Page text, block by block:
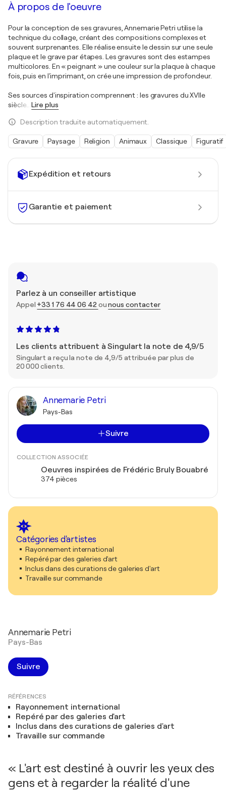
Expédition et retours
Garantie et paiement
Parlez à un conseiller artistique
Appel +33 1 76 44 06 42 ounous contacter
Les clients attribuent à Singulart la note de 4,9/5
Singulart a reçu la note de 4,9/5 attribuée par plus de
20 000 clients.
Annemarie Petri
Pays-Bas
Suivre
COLLECTION ASSOCIÉE
Oeuvres inspirées de Frédéric Bruly Bouabré
374 pièces
Catégories d'artistes
Rayonnement international
Repéré par des galeries d'art
Inclus dans des curations de galeries d'art
Travaille sur commande
À propos de l'oeuvre
Pour la conception de ses gravures, Annemarie Petri utilise la
technique du collage, créant des compositions complexes et
souvent surprenantes. Elle réalise ensuite le dessin sur une seule
plaque et le grave par étapes. Les gravures sont des estampes
multicolores. En « peignant » une couleur sur la plaque à chaque
fois, puis en l'imprimant, on crée une impression de profondeur.
Ses sources d'inspiration comprennent : les gravures du XVIIe
siècle
Lire plus
Description traduite automatiquement.
Gravure Paysage Religion Animaux Classique Figuratif
Annemarie Petri
Pays-Bas
Suivre
RÉFÉRENCES
Rayonnement international
Repéré par des galeries d'art
Inclus dans des curations de galeries d'art
Travaille sur commande
« L'art est destiné à ouvrir les yeux des
gens et à regarder la réalité d'une